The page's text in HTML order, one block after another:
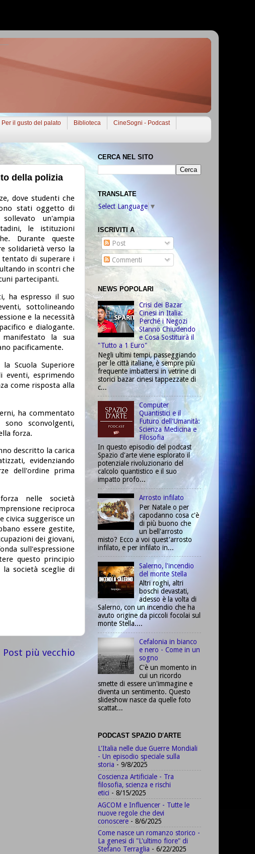
Per il gusto del palato Biblioteca
CineSogni - Podcast
della polizia
dove studenti che
stati oggetto di
un'ampia
le istituzioni
Durante queste
solidarietà verso la
tentato di superare i
in scontri che
partecipanti.
ha espresso il suo
sottolineando
e la necessità
e dialogante.
la sua
pacificamente.
Scuola Superiore
eventi, esprimendo
come risposta alla
ha commentato
sconvolgenti,
forza.
descritto la carica
evidenziando
dell'ordine prima
nelle società
reciproca
suggerisce un
essere gestite,
dei giovani,
sull'espressione
questo principio
società sceglie di
Post più vecchio
CERCA NEL SITO
TRANSLATE
Select Language ▼
ISCRIVITI A
Post
Commenti
NEWS POPOLARI
Crisi dei Bazar
Cinesi in Italia:
Perché i Negozi
Stanno Chiudendo
e Cosa Sostituirà il
"Tutto a 1 Euro"
Negli ultimi tempi, passeggiando
per le città italiane, è sempre più
frequente imbattersi in vetrine di
storici bazar cinesi tappezzate di
c...
Computer
Quantistici e il
Futuro dell'Umanità:
Scienza Medicina e
Filosofia
In questo episodio del podcast
Spazio d'arte viene esplorato il
potenziale rivoluzionario del
calcolo quantistico e il suo
impatto profo...
Arrosto infilato
Per Natale o per
capodanno cosa c'è
di più buono che
un bell'arrosto
misto? Ecco a voi quest'arrosto
infilato, e per infilato in...
Salerno, l'incendio
del monte Stella
Altri roghi, altri
boschi devastati,
adesso è la volta di
Salerno, con un incendio che ha
avuto origine da piccoli focolai sul
monte Stella....
Cefalonia in bianco
e nero - Come in un
sogno
C'è un momento in
cui un ricordo
smette di essere un'immagine e
diventa un sentimento. Questo
slideshow nasce da quelle foto
scattat...
PODCAST SPAZIO D'ARTE
L'Italia nelle due Guerre Mondiali
- Un episodio speciale sulla
storia - 9/8/2025
Coscienza Artificiale - Tra
filosofia, scienza e rischi
etici - 8/15/2025
AGCOM e Influencer - Tutte le
nuove regole che devi
conoscere - 8/6/2025
Come nasce un romanzo storico -
La genesi di "L'ultimo fiore" di
Stefano Terraglia - 6/22/2025